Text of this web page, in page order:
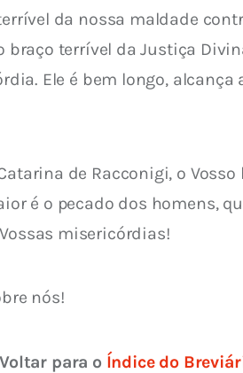
da nossa maldade
braço terrível da Justiça
Ele é bem longo,
de Racconigi, o
é o pecado dos homens,
misericórdias!
nós!
Voltar para o Índice do